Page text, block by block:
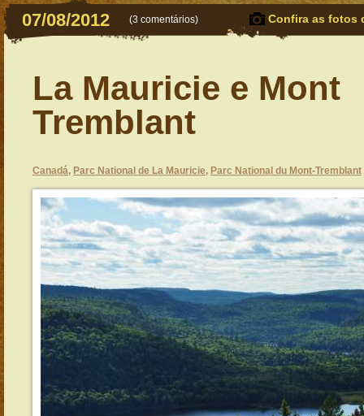
07/08/2012 (3 comentários) Confira as fotos
La Mauricie e Mont
Tremblant
Canadá, Parc National de La Mauricie, Parc National du Mont-Tremblant